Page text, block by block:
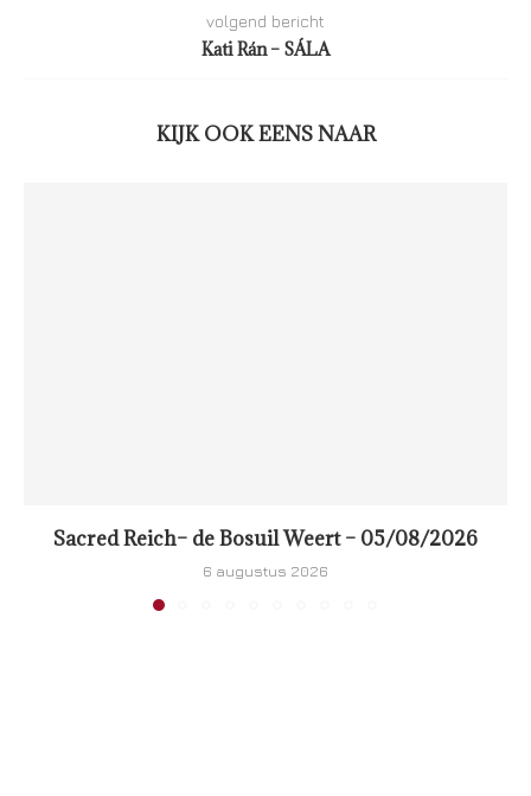
volgend bericht
Kati Rán – SÁLA
KIJK OOK EENS NAAR
Sacred Reich– de Bosuil Weert – 05/08/2026
6 augustus 2026